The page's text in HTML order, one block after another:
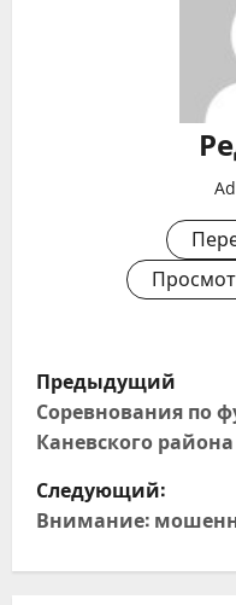
Н
а
в
и
г
Предыдущий
Соревнования по
Каневского района
Следующий:
Внимание: